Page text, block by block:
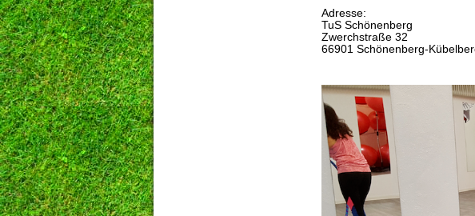
Adresse:
TuS Schönenberg
Zwerchstraße 32
66901 Schönenberg-